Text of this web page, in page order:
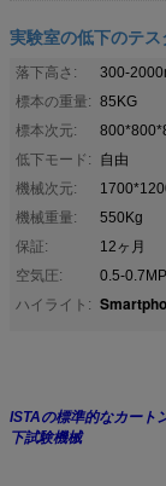
実験室の低下のテス
落下高さ:
300-
標本の重量: 85KG
標本次元:
低下モード:
自由
機械次元:
機械重量:
550Kg
保証:
12ヶ月
空気圧:
0.5-
ハイライト:
ISTAの標準的なカート
下試験機械